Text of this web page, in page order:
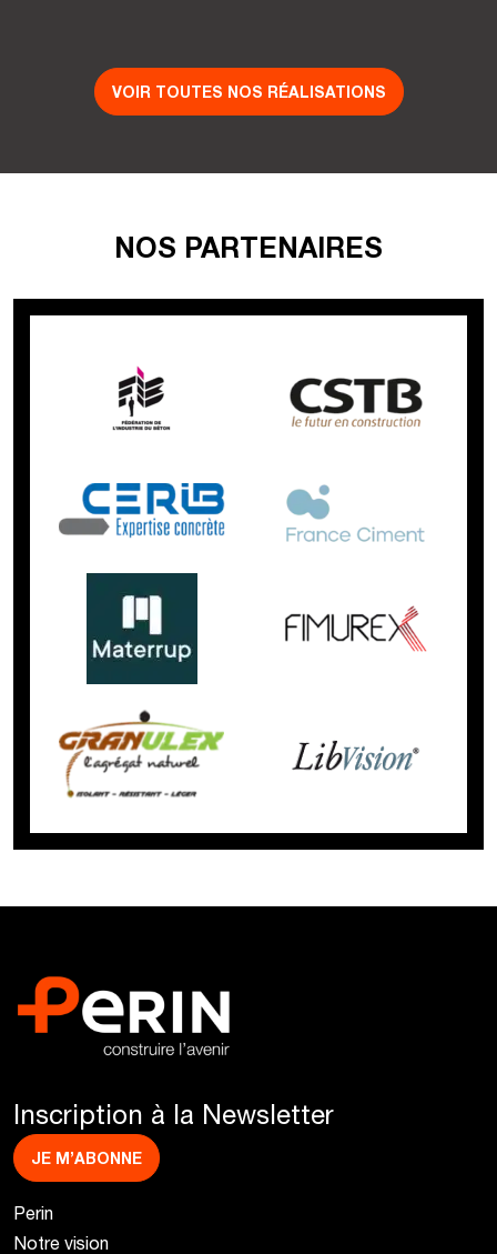
VOIR TOUTES NOS RÉALISATIONS
NOS PARTENAIRES
Inscription à la Newsletter
JE M’ABONNE
Perin
Notre vision